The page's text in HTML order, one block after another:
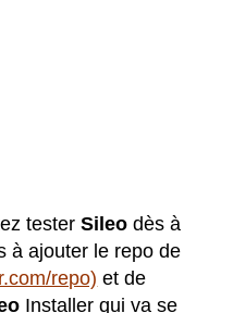
testerSileo dès à
à ajouter le repo de
repo) et de
Installer qui va se